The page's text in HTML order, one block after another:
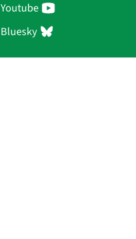
Youtube
Bluesky